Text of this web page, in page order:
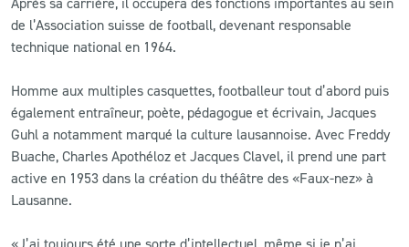
LS ACADEMY CAMPS
de l’Association suisse de football, devenant responsable
technique national en 1964.
Homme aux multiples casquettes, footballeur tout d’abord puis
également entraîneur, poète, pédagogue et écrivain, Jacques
Guhl a notamment marqué la culture lausannoise. Avec Freddy
Buache, Charles Apothéloz et Jacques Clavel, il prend une part
active en 1953 dans la création du théâtre des «Faux-nez» à
Lausanne.
«J’ai toujours été une sorte d’intellectuel, même si je n’ai